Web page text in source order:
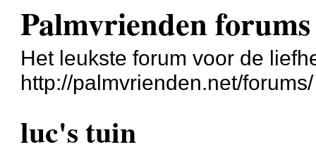
Palmvrienden forums
Het leukste forum voor de
http://palmvrienden.net/forums/
luc's tuin